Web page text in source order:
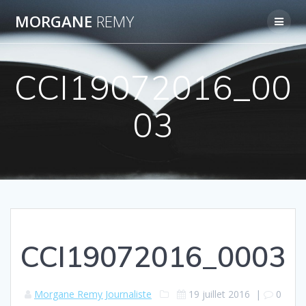
MORGANE REMY
CCI19072016_00
03
CCI19072016_0003
Morgane Remy Journaliste 19 juillet 2016 | 0